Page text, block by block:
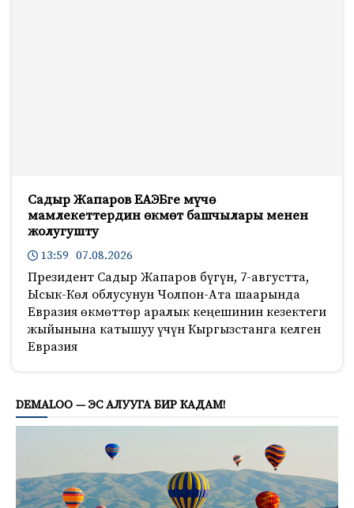
Садыр Жапаров ЕАЭБге мүчө
мамлекеттердин өкмөт башчылары менен
жолугушту
13:59 07.08.2026
Президент Садыр Жапаров бүгүн, 7-августта,
Ысык-Көл облусунун Чолпон-Ата шаарында
Евразия өкмөттөр аралык кеңешинин кезектеги
жыйынына катышуу үчүн Кыргызстанга келген
Евразия
DEMALOO — ЭС АЛУУГА БИР КАДАМ!